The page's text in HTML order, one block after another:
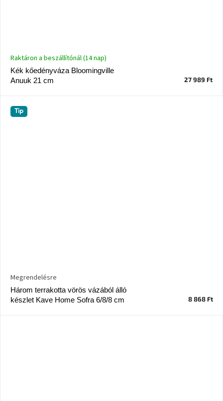
Kék kőedényváza Bloomingville
Anuuk 21 cm
Raktáron a beszállítónál (14 nap)
27 989 Ft
Tip
Három terrakotta vörös vázából álló
készlet Kave Home Sofra 6/8/8 cm
Megrendelésre
8 868 Ft